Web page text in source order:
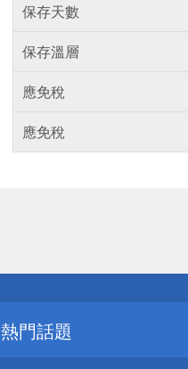
保存天數
保存溫層
應免稅
應免稅
詐騙網頁！請小心！
得獎公告
熱門話題
銀行優惠